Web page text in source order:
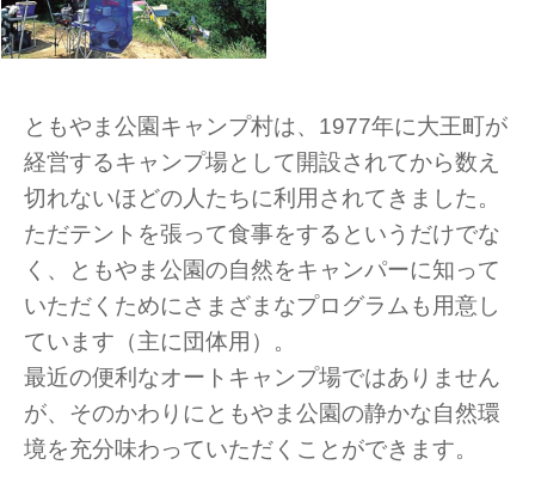
ともやま公園キャンプ村は、1977年に大王町が
経営するキャンプ場として開設されてから数え
切れないほどの人たちに利用されてきました。
ただテントを張って食事をするというだけでな
く、ともやま公園の自然をキャンパーに知って
いただくためにさまざまなプログラムも用意し
ています（主に団体用）。
最近の便利なオートキャンプ場ではありません
が、そのかわりにともやま公園の静かな自然環
境を充分味わっていただくことができます。